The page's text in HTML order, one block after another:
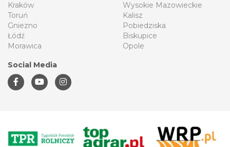
Kraków
Toruń
Gniezno
Łódź
Morawica
Wysokie Mazowieckie
Kalisz
Pobiedziska
Biskupice
Opole
Social Media